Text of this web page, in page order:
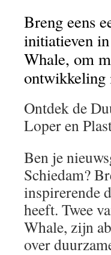
Breng eens
initiatieven
Whale, om
ontwikkeling
Ontdek de
Loper en
Ben je
Schiedam?
inspirerende
heeft. Twee
Whale, zijn
over